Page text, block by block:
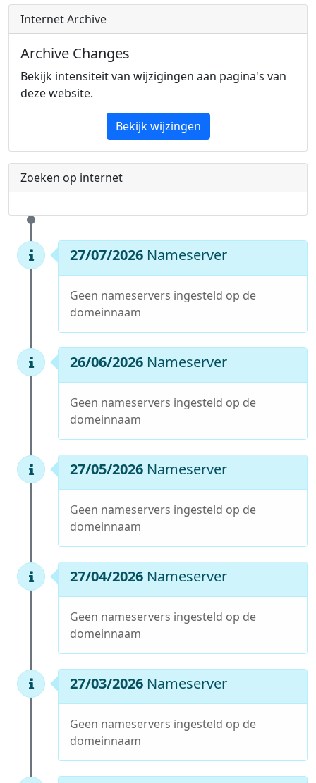
Internet Archive
Archive Changes
Bekijk intensiteit van wijzigingen aan pagina's van
deze website.
Bekijk wijzingen
Zoeken op internet
27/07/2026 Nameserver
Geen nameservers ingesteld op de
domeinnaam
26/06/2026 Nameserver
Geen nameservers ingesteld op de
domeinnaam
27/05/2026 Nameserver
Geen nameservers ingesteld op de
domeinnaam
27/04/2026 Nameserver
Geen nameservers ingesteld op de
domeinnaam
27/03/2026 Nameserver
Geen nameservers ingesteld op de
domeinnaam